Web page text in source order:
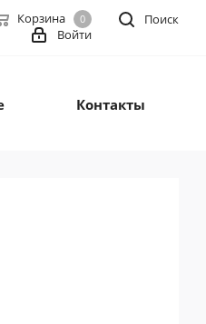
Поиск
Корзина 0
Войти
Контакты